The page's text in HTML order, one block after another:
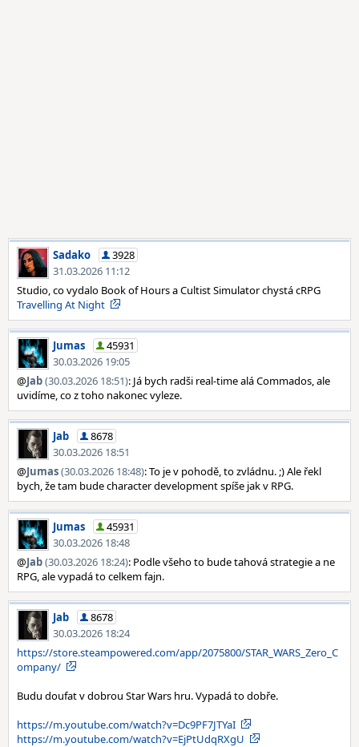
Sadako
3928
31.03.2026 11:12
Studio, co vydalo Book of Hours a Cultist Simulator chystá cRPG
Travelling At Night
Jumas
45931
30.03.2026 19:05
@Jab(30.03.2026 18:51): Já bych radši real-time alá Commados, ale
uvidíme, co z toho nakonec vyleze.
Jab
8678
30.03.2026 18:51
@Jumas(30.03.2026 18:48): To je v pohodě, to zvládnu. ;) Ale řekl
bych, že tam bude character development spíše jak v RPG.
Jumas
45931
30.03.2026 18:48
@Jab(30.03.2026 18:24): Podle všeho to bude tahová strategie a ne
RPG, ale vypadá to celkem fajn.
Jab
8678
30.03.2026 18:24
https://store.steampowered.com/app/2075800/STAR_WARS_Zero_C
ompany/
Budu doufat v dobrou Star Wars hru. Vypadá to dobře.
https://m.youtube.com/watch?v=Dc9PF7JTYaI
https://m.youtube.com/watch?v=EjPtUdqRXgU